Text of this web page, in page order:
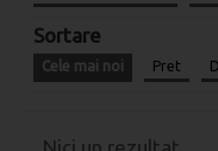
Sortare
Cele mai noi Pret